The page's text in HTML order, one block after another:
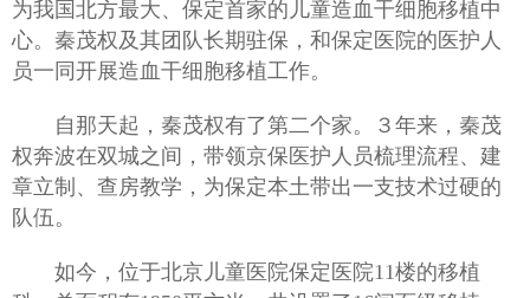
为我国北方最大、保定首家的儿童造血干细胞移植中
心。秦茂权及其团队长期驻保，和保定医院的医护人
员一同开展造血干细胞移植工作。
自那天起，秦茂权有了第二个家。３年来，秦茂
权奔波在双城之间，带领京保医护人员梳理流程、建
章立制、查房教学，为保定本土带出一支技术过硬的
队伍。
如今，位于北京儿童医院保定医院11楼的移植